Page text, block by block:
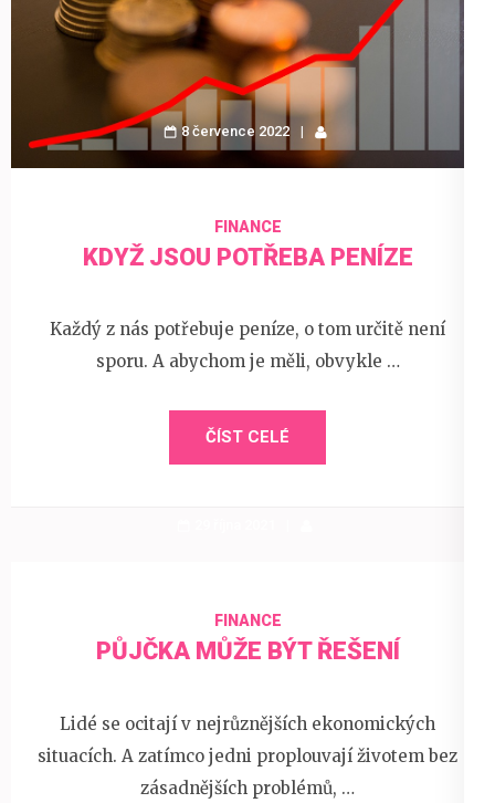
8 července 2022
FINANCE
KDYŽ JSOU POTŘEBA PENÍZE
Každý z nás potřebuje peníze, o tom určitě není
sporu. A abychom je měli, obvykle …
ČÍST CELÉ
FINANCE
PŮJČKA MŮŽE BÝT ŘEŠENÍ
Lidé se ocitají v nejrůznějších ekonomických
situacích. A zatímco jedni proplouvají životem bez
zásadnějších problémů, …